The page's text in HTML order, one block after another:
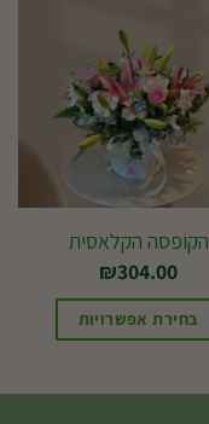
מספר
סוגים.
ניתן
לבחור
את
האפשרויות
בעמוד
המוצר
הקופסה הקלאסית
₪304.00
בחירת אפשרויות